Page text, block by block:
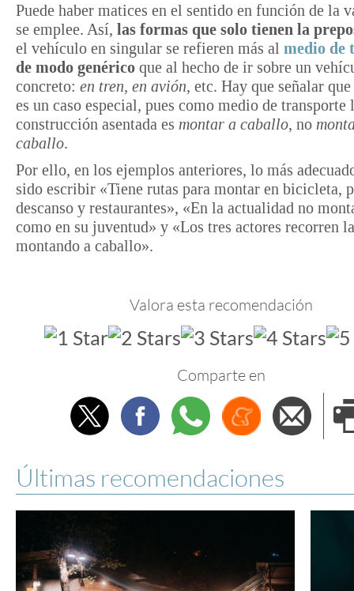
Puede haber matices en el sentido en función de la
se emplee. Así, las formas que solo tienen la
el vehículo en singular se refieren más al medio de
de modo genérico que al hecho de ir sobre un
concreto: en tren, en avión, etc. Hay que señalar
es un caso especial, pues como medio de transporte
construcción asentada es montar a caballo, no
caballo.
Por ello, en los ejemplos anteriores, lo más
sido escribir «Tiene rutas para montar en bicicleta,
descanso y restaurantes», «En la actualidad no
como en su juventud» y «Los tres actores recorren
montando a caballo».
Valora esta recomendación
Comparte en
TwitterFacebookWhatsappMenéame
Últimas recomendaciones